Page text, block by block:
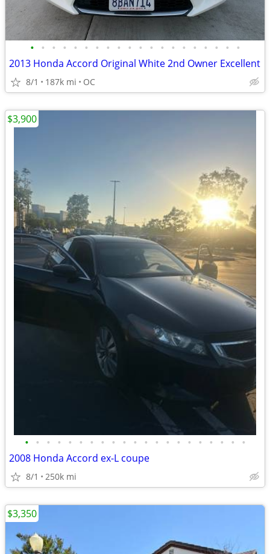
• • • • • • • • • • • • • • • • • • • •
2013 Honda Accord Original White 2nd Owner Excellent
8/1 187k mi OC
• • • • • • • • • • • • • • • • • • • • •
2008 Honda Accord ex-L coupe
8/1 250k mi
$3,900
$3,350